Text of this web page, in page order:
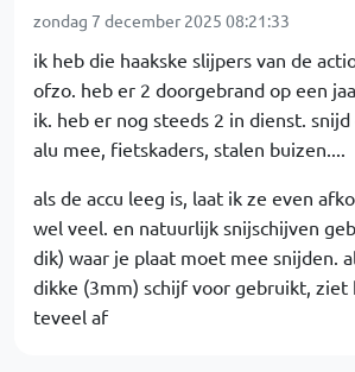
zondag 7 december 2025 08:21:33
ik heb die haakske slijpers van de
ofzo. heb er 2 doorgebrand op een
ik. heb er nog steeds 2 in dienst.
alu mee, fietskaders, stalen buizen....
als de accu leeg is, laat ik ze even
wel veel. en natuurlijk snijschijven
dik) waar je plaat moet mee snijden.
dikke (3mm) schijf voor gebruikt, ziet
teveel af